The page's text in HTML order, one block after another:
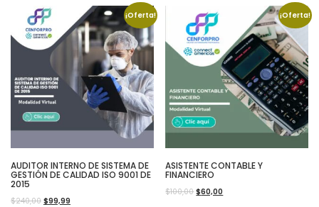
$100,00.
$60,00.
$280,00.
¡Oferta!
AUDITOR INTERNO DE SISTEMA DE
GESTIÓN DE CALIDAD ISO 9001 DE
2015
$240,00 El
$99,99
¡Oferta!
ASISTENTE CONTABLE Y
FINANCIERO
$100,00 El
$60,00